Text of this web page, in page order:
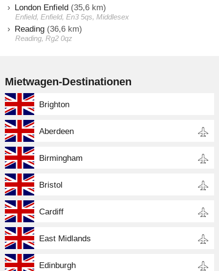
London Enfield (35,6 km)
Enfield, Enfield, En3 5qs, Middlesex
Reading (36,6 km)
Reading, Rg2 0qz
Mietwagen-Destinationen
Brighton
Aberdeen
Birmingham
Bristol
Cardiff
East Midlands
Edinburgh